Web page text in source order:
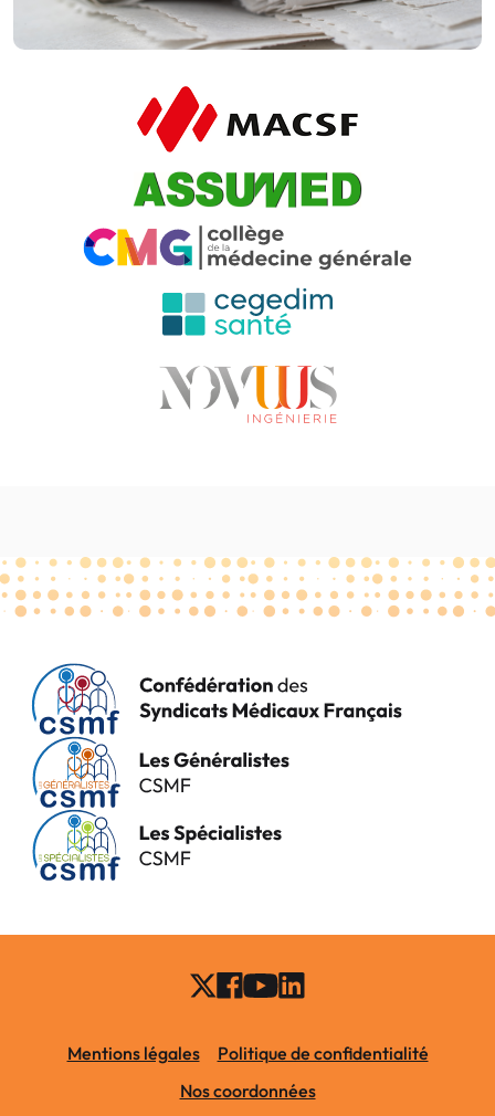
Mentions légales
Politique de confidentialité
Nos coordonnées